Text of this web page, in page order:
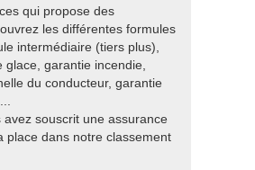
qui propose des
les différentes formules
intermédiaire (tiers plus),
garantie incendie,
du conducteur, garantie
souscrit une assurance
place dans notre classement